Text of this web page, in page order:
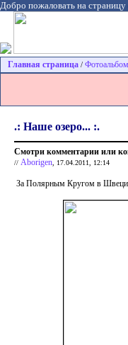
Добро пожаловать на
Главная страница / Фотоальбом
.: Наше озеро... :.
Смотри комментарии или
// Aborigen , 17.04.2011, 12:14
За Полярным Кругом в